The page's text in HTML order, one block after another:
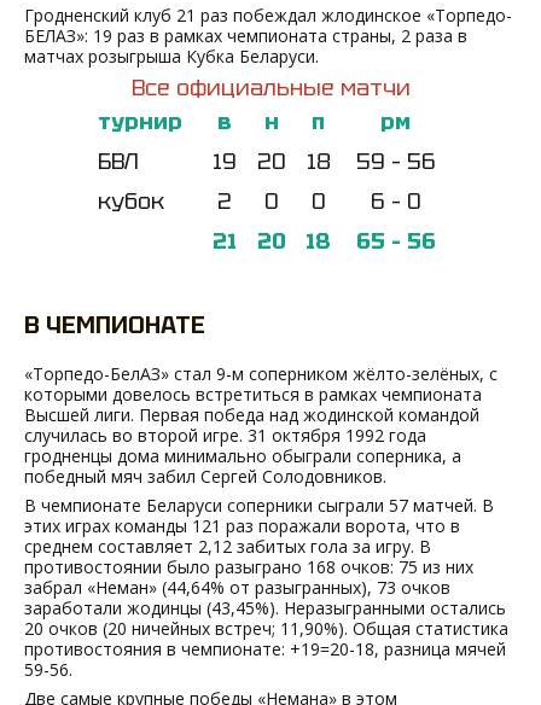
Гродненский клуб 21 раз побеждал жлодинское «Торпедо-
БЕЛАЗ»: 19 раз в рамках чемпионата страны, 2 раза в
матчах розыгрыша Кубка Беларуси.
Все официальные матчи
турнир
в н п
рм
БВЛ
19 20 18
59 – 56
кубок
2 0 0
6 – 0
21
20 18 65 – 56
В ЧЕМПИОНАТЕ
«Торпедо-БелАЗ» стал 9-м соперником жёлто-зелёных, с
которыми довелось встретиться в рамках чемпионата
Высшей лиги. Первая победа над жодинской командой
случилась во второй игре. 31 октября 1992 года
гродненцы дома минимально обыграли соперника, а
победный мяч забил Сергей Солодовников.
В чемпионате Беларуси соперники сыграли 57 матчей. В
этих играх команды 121 раз поражали ворота, что в
среднем составляет 2,12 забитых гола за игру. В
противостоянии было разыграно 168 очков: 75 из них
забрал «Неман» (44,64% от разыгранных), 73 очков
заработали жодинцы (43,45%). Неразыгранными остались
20 очков (20 ничейных встреч; 11,90%). Общая статистика
противостояния в чемпионате: +19=20-18, разница мячей
59-56.
Две самые крупные победы «Немана» в этом